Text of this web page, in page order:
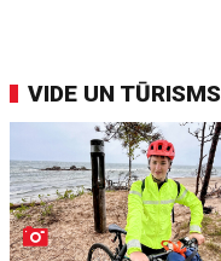
VIDE UN TŪRISMS